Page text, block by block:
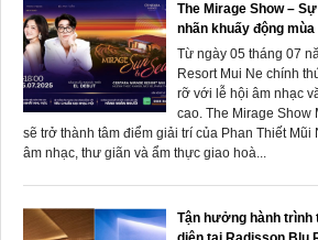
The Mirage Show –
nhãn khuấy động mùa
Từ ngày 05 tháng 07
Resort Mui Ne chính
rỡ với lễ hội âm nhạc
cao. The Mirage Show
sẽ trở thành tâm điểm giải trí của Phan Thiết Mũi
âm nhạc, thư giãn và ẩm thực giao hoà...
Tận hưởng hành